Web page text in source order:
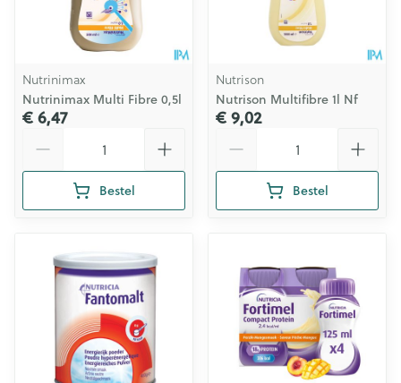
Nutrinimax
Nutrinimax Multi Fibre 0,5l
€ 6,47
Bestel
Nutrison
Nutrison Multifibre 1l Nf
€ 9,02
Bestel